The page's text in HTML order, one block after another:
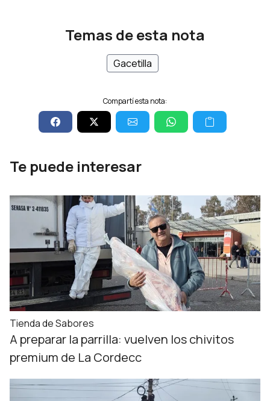
Temas de esta nota
Gacetilla
Compartí esta nota:
Te puede interesar
Tienda de Sabores
A preparar la parrilla: vuelven los chivitos
premium de La Cordecc